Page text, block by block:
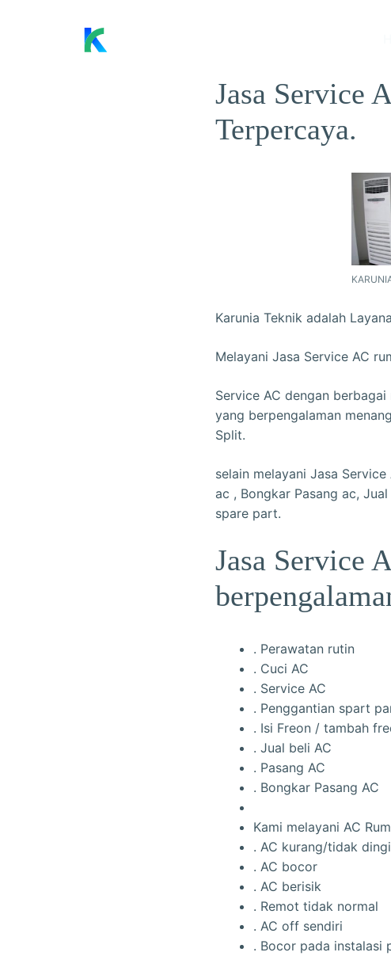
Jasa Service
Terpercaya.
Karunia Teknik adalah
Melayani Jasa Service AC
Service AC dengan
yang berpengalaman
Split.
selain melayani Jasa
ac , Bongkar Pasang ac,
spare part.
Jasa Service
. Perawatan rutin
. Cuci AC
. Service AC
. Penggantian spart
. Isi Freon / tambah
. Jual beli AC
. Pasang AC
. Bongkar Pasang AC
Kami melayani AC
. AC kurang/tidak
. AC bocor
. AC berisik
. Remot tidak normal
. AC off sendiri
. Bocor pada instalasi